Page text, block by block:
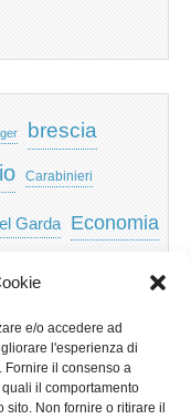
e/o accedere ad
l'esperienza di
Fornire il consenso a
il comportamento
Non fornire o ritirare il
brescia
Carabinieri
Garda Economia
news Notizie